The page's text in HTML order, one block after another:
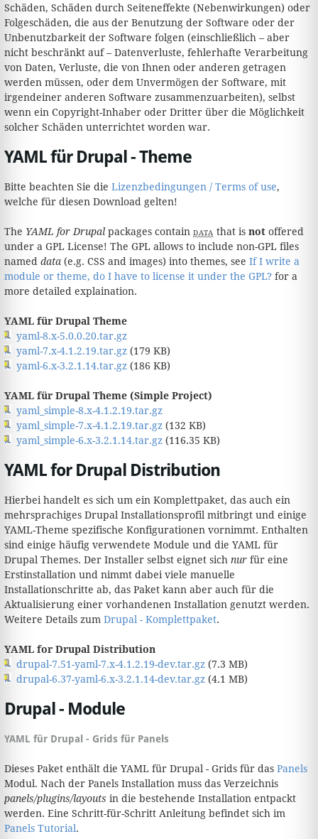
Schäden, Schäden durch Seiteneffekte (Nebenwirkungen) oder
Folgeschäden, die aus der Benutzung der Software oder der
Unbenutzbarkeit der Software folgen (einschließlich – aber
nicht beschränkt auf – Datenverluste, fehlerhafte Verarbeitung
von Daten, Verluste, die von Ihnen oder anderen getragen
werden müssen, oder dem Unvermögen der Software, mit
irgendeiner anderen Software zusammenzuarbeiten), selbst
wenn ein Copyright-Inhaber oder Dritter über die Möglichkeit
solcher Schäden unterrichtet worden war.
YAML für Drupal - Theme
Bitte beachten Sie die Lizenzbedingungen / Terms of use,
welche für diesen Download gelten!
The YAML for Drupal packages contain data that is notoffered
under a GPL License! The GPL allows to include non-GPL files
named data (e.g. CSS and images) into themes, see If I write a
module or theme, do I have to license it under the GPL? for a
more detailed explaination.
YAML für Drupal Theme
yaml-8.x-5.0.0.20.tar.gz
yaml-7.x-4.1.2.19.tar.gz(179 KB)
yaml-6.x-3.2.1.14.tar.gz(186 KB)
YAML für Drupal Theme (Simple Project)
yaml_simple-8.x-4.1.2.19.tar.gz
yaml_simple-7.x-4.1.2.19.tar.gz(132 KB)
yaml_simple-6.x-3.2.1.14.tar.gz(116.35 KB)
YAML for Drupal Distribution
Hierbei handelt es sich um ein Komplettpaket, das auch ein
mehrsprachiges Drupal Installationsprofil mitbringt und einige
YAML-Theme spezifische Konfigurationen vornimmt. Enthalten
sind einige häufig verwendete Module und die YAML für
Drupal Themes. Der Installer selbst eignet sich nur für eine
Erstinstallation und nimmt dabei viele manuelle
Installationschritte ab, das Paket kann aber auch für die
Aktualisierung einer vorhandenen Installation genutzt werden.
Weitere Details zum Drupal - Komplettpaket.
YAML for Drupal Distribution
drupal-7.51-yaml-7.x-4.1.2.19-dev.tar.gz(7.3 MB)
drupal-6.37-yaml-6.x-3.2.1.14-dev.tar.gz(4.1 MB)
Drupal - Module
YAML für Drupal - Grids für Panels
Dieses Paket enthält die YAML für Drupal - Grids für das Panels
Modul. Nach der Panels Installation muss das Verzeichnis
panels/plugins/layouts in die bestehende Installation entpackt
werden. Eine Schritt-für-Schritt Anleitung befindet sich im
Panels Tutorial.